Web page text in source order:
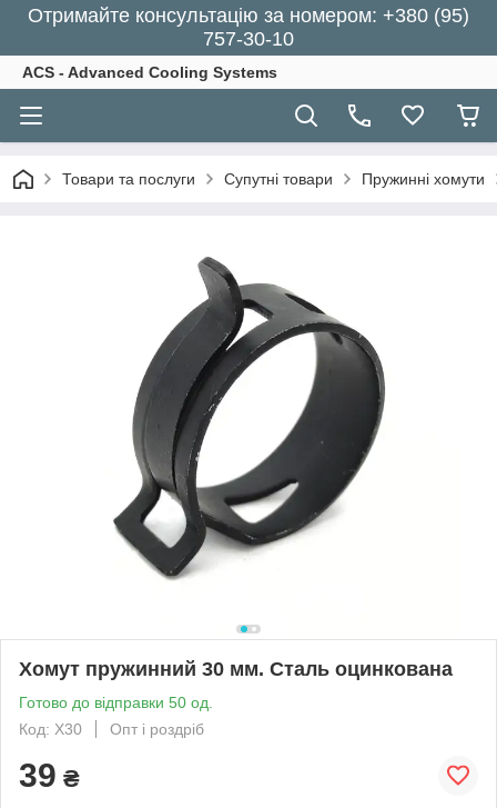
Отримайте консультацію за номером: +380 (95)
757-30-10
ACS - Advanced Cooling Systems
Товари та послуги Супутні товари Пружинні хомути
Хомут пружинний 30 мм. Сталь оцинкована
Готово до відправки 50 од.
Код: Х30
Опт і роздріб
39 ₴